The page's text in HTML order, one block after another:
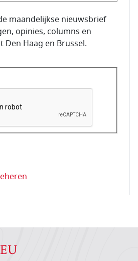
abonnee.
maandelijkse nieuwsbrief
opinies, columns en
Haag en Brussel.
te controleren dat u een mens